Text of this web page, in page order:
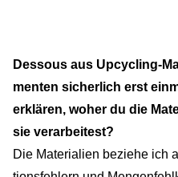
Dessous aus Upcycling-
menten sicherlich erst
erklären, woher du die
sie verarbeitest?
Die Materialien beziehe ich